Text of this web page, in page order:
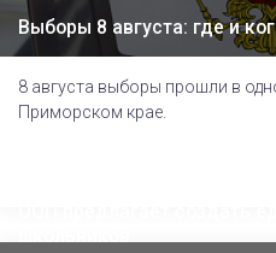
Выборы 8 августа: где и
8 августа выборы прошли в
Приморском крае.